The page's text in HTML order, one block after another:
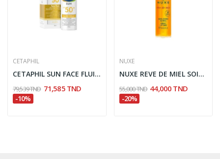
CETAPHIL
CETAPHIL SUN FACE FLUID INVISIBLE SPF50+ 50ML
79,539 TND 71,585 TND
-10%
NUXE
NUXE REVE DE MIEL SOIN DES LEVRES AU MIEL 10ML
55,000 TND 44,000 TND
-20%